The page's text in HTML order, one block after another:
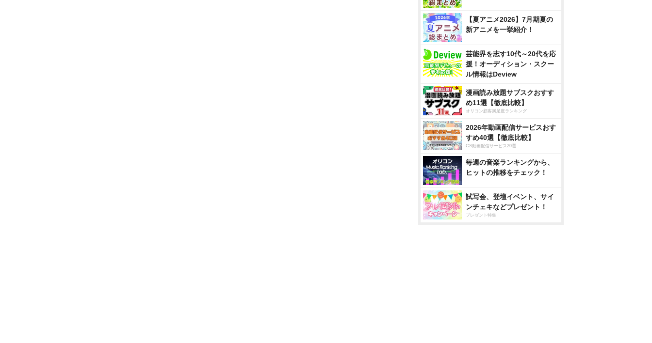
【夏アニメ2026】7月期夏の
新アニメを一挙紹介！
芸能界を志す10代～20代を応
援！オーディション・スクー
ル情報はDeview
漫画読み放題サブスクおすす
め11選【徹底比較】
オリコン顧客満足度ランキング
2026年動画配信サービスおす
すめ40選【徹底比較】
CS動画配信サービス20選
毎週の音楽ランキングから、
ヒットの推移をチェック！
試写会、登壇イベント、サイ
ンチェキなどプレゼント！
プレゼント特集